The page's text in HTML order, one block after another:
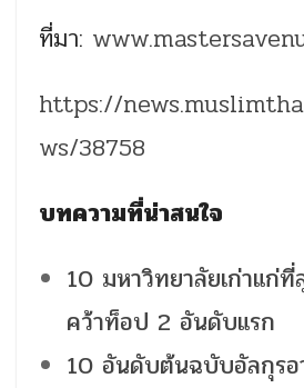
ที่มา:
https://
ws/38758
บทความที่น่าสนใจ
10 มหาวิทยาลัยเก่าแก่
คว้าท็อป 2 อันดับแรก
10 อันดับต้นฉบับอัลกุรอ